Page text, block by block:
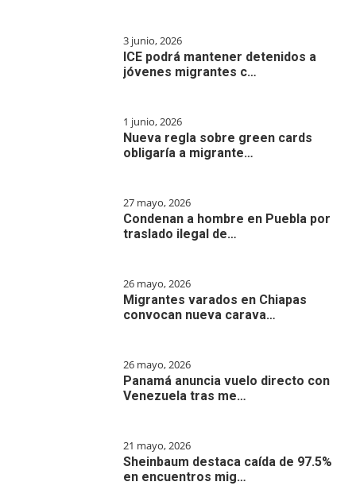
3 junio, 2026
ICE podrá mantener detenidos a
jóvenes migrantes c…
1 junio, 2026
Nueva regla sobre green cards
obligaría a migrante…
27 mayo, 2026
Condenan a hombre en Puebla por
traslado ilegal de…
26 mayo, 2026
Migrantes varados en Chiapas
convocan nueva carava…
26 mayo, 2026
Panamá anuncia vuelo directo con
Venezuela tras me…
21 mayo, 2026
Sheinbaum destaca caída de 97.5%
en encuentros mig…